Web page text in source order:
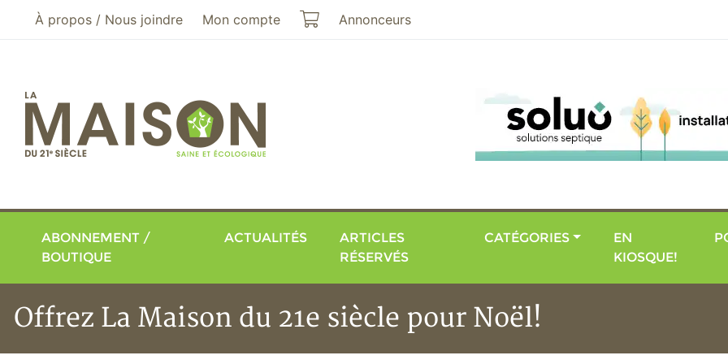
Aller au menu principal
Aller au contenu principal
À propos / Nous joindre Mon compte Mon panier
Annonceurs
ABONNEMENT /
BOUTIQUE
ACTUALITÉS
ARTICLES
RÉSERVÉS
CATÉGORIES
EN
KIOSQUE!
Offrez La Maison du 21e siècle pour Noël!